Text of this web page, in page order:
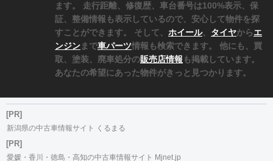
ます。 走行距離、修復歴、車台番号は100%表示、保
証、整備情報も表示しているので、安心して物件を探
すことができます。 そして、 ホイール、 タイヤからエ
ンジンまで車パーツ情報も検索できます。 他にも、買
取、塗装、廃車処分の販売店情報 も掲載しています。
あなたの希望にあった物件がきっと見つかります。
[PR]
新潟県の中古車情報サイト くるまる
[PR]
愛媛・香川・徳島・高知の中古車情報サイト Mjnet.jp